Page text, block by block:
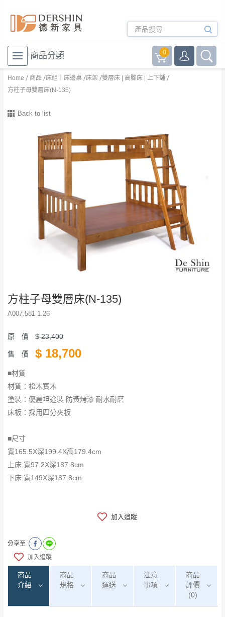
商品分類 0
Home 商品 床組｜床邊桌 床架
雙層床 | 高腳床 | 上下舖
方柱子母雙層床(N-135)
Back to list
方柱子母雙層床(N-135)
A007.581-1.26
原 價 $23,400
售 價 $ 18,700
■材質
材質：松木實木
塗裝：優麗坦途裝 防黃烤漆 耐水耐磨
床板：採用四分夾板
■尺寸
​​​​​​​寬165.5X深199.4X高179.4cm
上床:寬97.2X深187.8cm
下床:寬149X深187.8cm
加入追蹤
分享至
加入追蹤
商品
介紹
商品
規格
商品
運送
注意
事項
商品
評價
(0)